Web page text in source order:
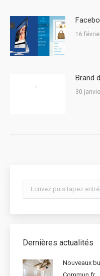
16
Brand
30
Dernières actualités
Nouveaux